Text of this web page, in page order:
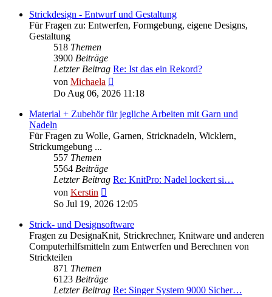
Strickdesign - Entwurf und Gestaltung
Für Fragen zu: Entwerfen, Formgebung, eigene Designs,
Gestaltung
518 Themen
3900 Beiträge
Letzter Beitrag Re: Ist das ein Rekord?
von Michaela
Beitrag
Do Aug 06, 2026 11:18
Material + Zubehör für jegliche Arbeiten mit Garn und
Nadeln
Für Fragen zu Wolle, Garnen, Stricknadeln, Wicklern,
Strickumgebung ...
557 Themen
5564 Beiträge
Letzter Beitrag Re: KnitPro: Nadel lockert si…
von Kerstin
Beitrag
So Jul 19, 2026 12:05
Strick- und Designsoftware
Fragen zu DesignaKnit, Strickrechner, Knitware und anderen
Computerhilfsmitteln zum Entwerfen und Berechnen von
Strickteilen
871 Themen
6123 Beiträge
Letzter Beitrag Re: Singer System 9000 Sicher…